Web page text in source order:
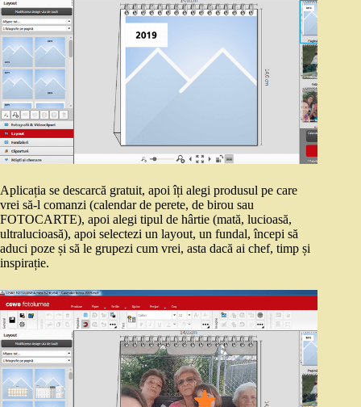
Aplicația se descarcă gratuit, apoi îți alegi produsul pe care
vrei să-l comanzi (calendar de perete, de birou sau
FOTOCARTE), apoi alegi tipul de hârtie (mată, lucioasă,
ultralucioasă), apoi selectezi un layout, un fundal, începi să
aduci poze și să le grupezi cum vrei, asta dacă ai chef, timp și
inspirație.